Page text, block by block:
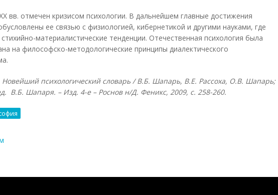
вв. отмечен кризисом психологии. В дальнейшем главные достижения
ее связью с физиологией, кибернетикой и другими науками, где
материалистические тенденции. Отечественная психология была
на философско-методологические принципы диалектического
психологический словарь / В.Б. Шапарь, В.Е. Рассоха, О.В. Шапарь;
В.Б. Шапаря. – Изд. 4-е – Роснов н/Д. Феникс, 2009, с. 258-260.